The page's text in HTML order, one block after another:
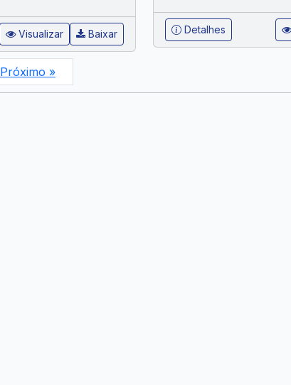
Visualizar Baixar Detalhes
Próximo »